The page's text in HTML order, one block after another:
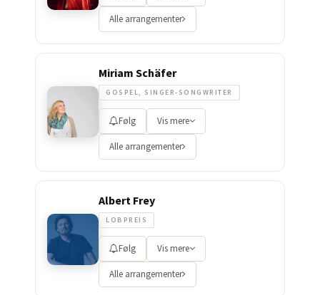
Alle arrangementer
Miriam Schäfer
GOSPEL, SINGER-SONGWRITER
Følg Vis mere
Alle arrangementer
Albert Frey
LOBPREIS
Følg Vis mere
Alle arrangementer